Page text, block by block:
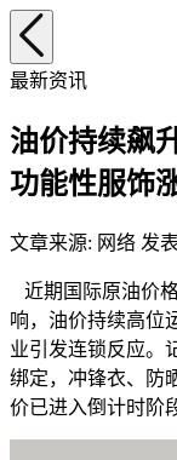
最新资讯
油价持续飙
功能性服饰
文章来源: 网络 发
近期国际原油价
响，油价持续高位
业引发连锁反应。
绑定，冲锋衣、防
价已进入倒计时阶